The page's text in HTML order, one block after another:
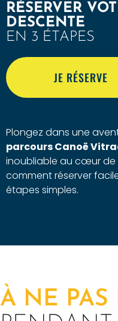
RÉSERVER
DESCENTE
EN 3 ÉTAPES
JE RÉSERVE
Plongez dans une
parcours Canoë
inoubliable au cœur de
comment réserver
étapes simples.
À NE PAS